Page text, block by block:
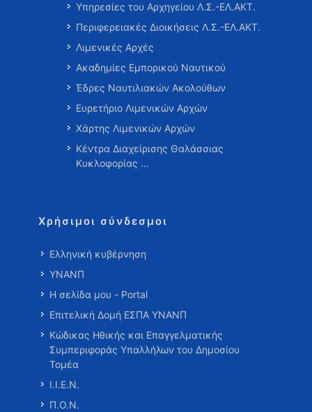
Υπηρεσίες του Αρχηγείου Λ.Σ.-ΕΛ.ΑΚΤ.
Περιφερειακές Διοικήσεις Λ.Σ.-ΕΛ.ΑΚΤ.
Λιμενικές Αρχές
Ακαδημίες Εμπορικού Ναυτικού
Έδρες Ναυτιλιακών Ακολούθων
Ευρετήριο Λιμενικών Αρχών
Χάρτης Λιμενικών Αρχών
Κέντρα Διαχείρισης Θαλάσσιας
Κυκλοφορίας …
Χρήσιμοι σύνδεσμοι
Ελληνική κυβέρνηση
ΥΝΑΝΠ
Η σελίδα μου - Portal
Επιτελική Δομή ΕΣΠΑ ΥΝΑΝΠ
Κώδικας Ηθικής και Επαγγελματικής
Συμπεριφοράς Υπαλλήλων του Δημοσίου
Τομέα
Ι.Ι.Ε.Ν.
Π.Ο.Ν.